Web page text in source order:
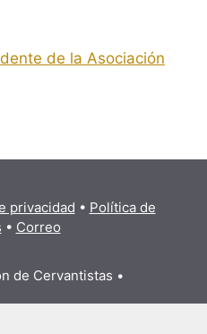
de la Asociación
privacidad • Política de
• Correo
de Cervantistas •